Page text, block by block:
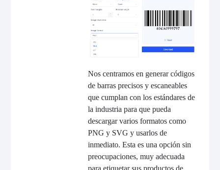
Nos centramos en generar códigos
de barras precisos y escaneables
que cumplan con los estándares de
la industria para que pueda
descargar varios formatos como
PNG y SVG y usarlos de
inmediato. Esta es una opción sin
preocupaciones, muy adecuada
para etiquetar sus productos de